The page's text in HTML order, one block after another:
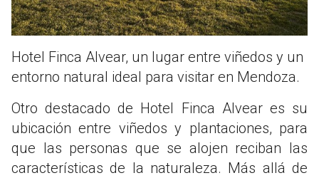
Hotel Finca Alvear, un lugar entre viñedos y un
entorno natural ideal para visitar en Mendoza.
Otro destacado de Hotel Finca Alvear es su
ubicación entre viñedos y plantaciones, para
que las personas que se alojen reciban las
características de la naturaleza. Más allá de